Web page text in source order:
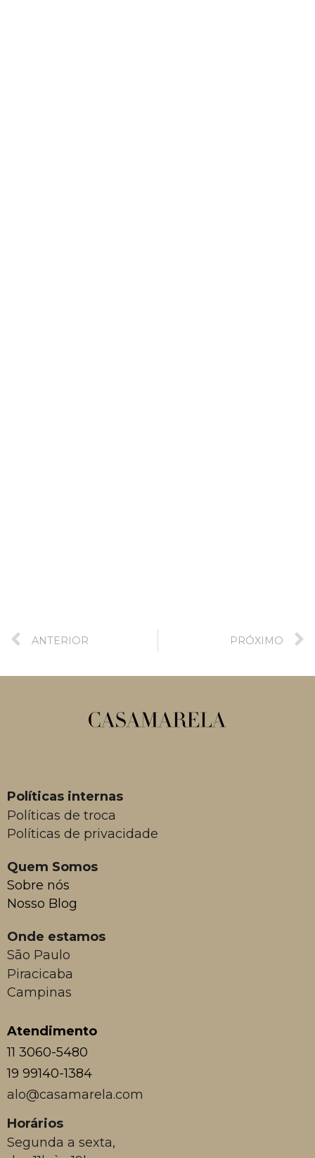
ANTERIOR PRÓXIMO
Políticas internas
Políticas de troca
Políticas de privacidade
Quem Somos
Sobre nós
Nosso Blog
Onde estamos
São Paulo
Piracicaba
Campinas
Atendimento
11 3060-5480
19 99140-1384
alo@casamarela.com
Horários
Segunda a sexta,